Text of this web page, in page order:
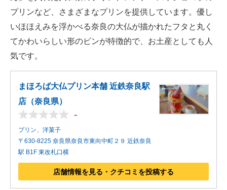
プリンなど、さまざまなプリンを提供しています。優し
いほほえみを浮かべる奈良の大仏が描かれたフタと丸く
てかわいらしい形のビンが特徴的で、お土産としても人
気です。
まほろば大仏プリン本舗 近鉄奈良駅
店（奈良県）
-
プリン、洋菓子
〒630-8225 奈良県奈良市東向中町２９ 近鉄奈良
駅 B1F 東改札口横
店舗情報を見る・クチコミを投稿する